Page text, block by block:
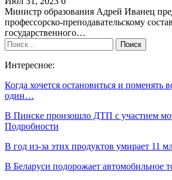
Министр образования Адрей Иванец
профессорско-преподавательскому
государственного…
Интересное:
Когда хочется остановиться и поменять
один…
В Пинске произошло ДТП с участием
Подробности
В год из-за этих продуктов умирает 11
В Беларуси подорожает автомобильное